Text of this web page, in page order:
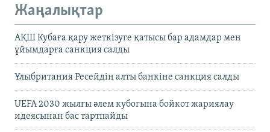
Жаңалықтар
АҚШ Кубаға қару жеткізуге қатысы бар адамдар мен
ұйымдарға санкция салды
Ұлыбритания Ресейдің алты банкіне санкция салды
UEFA 2030 жылғы әлем кубогына бойкот жариялау
идеясынан бас тартпайды